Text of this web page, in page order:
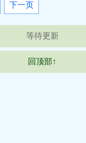
下一页
等待更新
回顶部↑